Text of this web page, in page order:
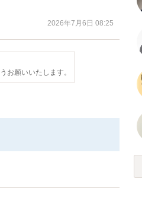
2026年7月6日 08:25
お願いいたします。